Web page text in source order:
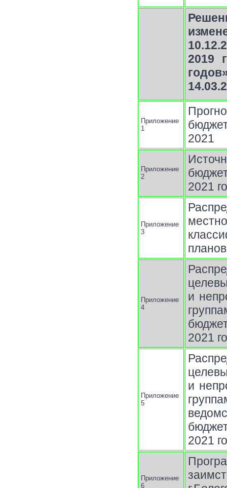
2019
Приложение
1
2021
Приложение
2
2021
Приложение
3
Приложение
4
и
2021
Приложение
5
и
2021
Приложение
6